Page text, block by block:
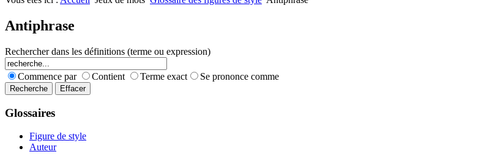
La vie mode d'emploi
Carrés magiques
Jouez carré
Antiphrase
Rechercher dans les définitions (terme ou expression)
Commence par Contient Terme exact Se prononce comme
Glossaires
Figure de style
Auteur